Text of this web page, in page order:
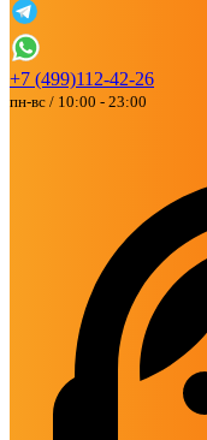
+7 (499)112-42-26
пн-вс / 10:00 - 23:00